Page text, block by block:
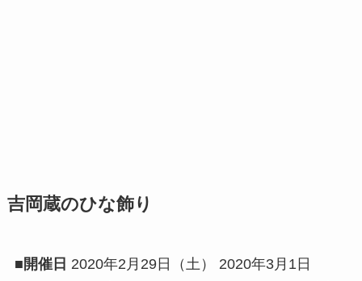
吉岡蔵のひな飾り
■開催日 2020年2月29日（土） 2020年3月1日